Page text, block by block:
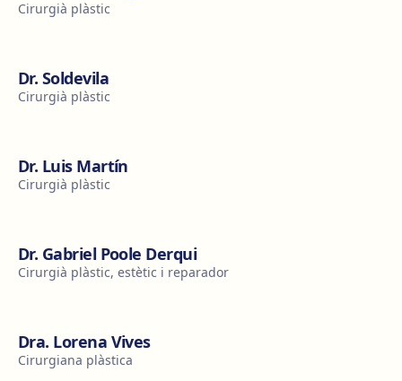
Cirurgià plàstic
Dr. Soldevila
Cirurgià plàstic
Dr. Luis Martín
Cirurgià plàstic
Dr. Gabriel Poole Derqui
Cirurgià plàstic, estètic i reparador
Dra. Lorena Vives
Cirurgiana plàstica